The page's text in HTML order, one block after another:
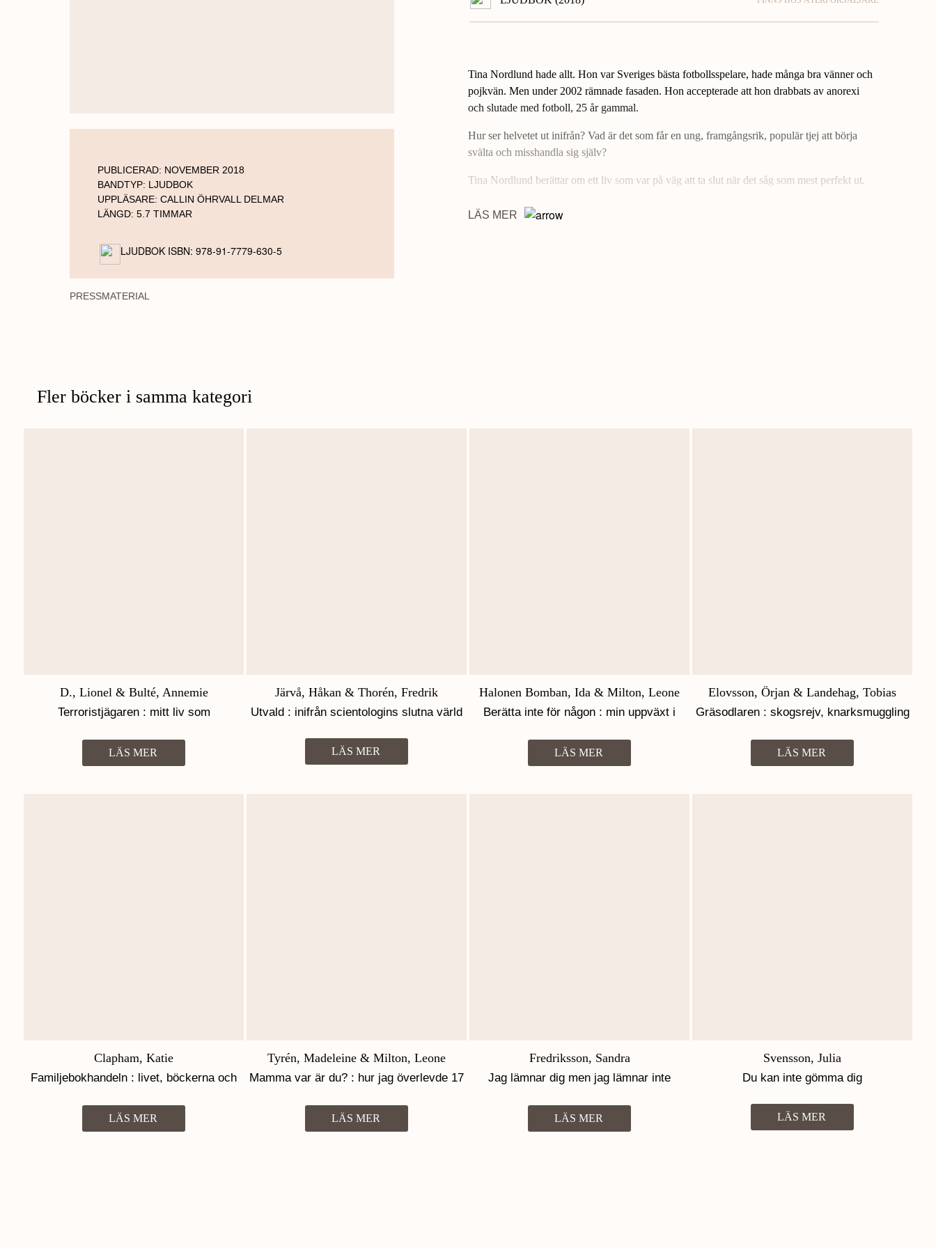
PUBLICERAD: NOVEMBER 2018
BANDTYP: LJUDBOK
UPPLÄSARE: CALLIN ÖHRVALL DELMAR
LÄNGD: 5.7 TIMMAR
LJUDBOK ISBN: 978-91-7779-630-5
PRESSMATERIAL
Tina Nordlund hade allt. Hon var Sveriges bästa fotbollsspelare, hade många bra vänner och
pojkvän. Men under 2002 rämnade fasaden. Hon accepterade att hon drabbats av anorexi
och slutade med fotboll, 25 år gammal.
Hur ser helvetet ut inifrån? Vad är det som får en ung, framgångsrik, populär tjej att börja
svälta och misshandla sig själv?
Tina Nordlund berättar om ett liv som var på väg att ta slut när det såg som mest perfekt ut.
LÄS MER
Fler böcker i samma kategori
D., Lionel & Bulté, Annemie
Terroristjägaren : mitt liv som
LÄS MER
Järvå, Håkan & Thorén, Fredrik
Utvald : inifrån scientologins slutna värld
LÄS MER
Halonen Bomban, Ida & Milton, Leone
Berätta inte för någon : min uppväxt i
LÄS MER
Elovsson, Örjan & Landehag, Tobias
Gräsodlaren : skogsrejv, knarksmuggling
skräckfängelse
LÄS MER
Clapham, Katie
Familjebokhandeln : livet, böckerna och
LÄS MER
Tyrén, Madeleine & Milton, Leone
Mamma var är du? : hur jag överlevde 17
LÄS MER
Fredriksson, Sandra
Jag lämnar dig men jag lämnar inte
LÄS MER
Svensson, Julia
Du kan inte gömma dig
LÄS MER